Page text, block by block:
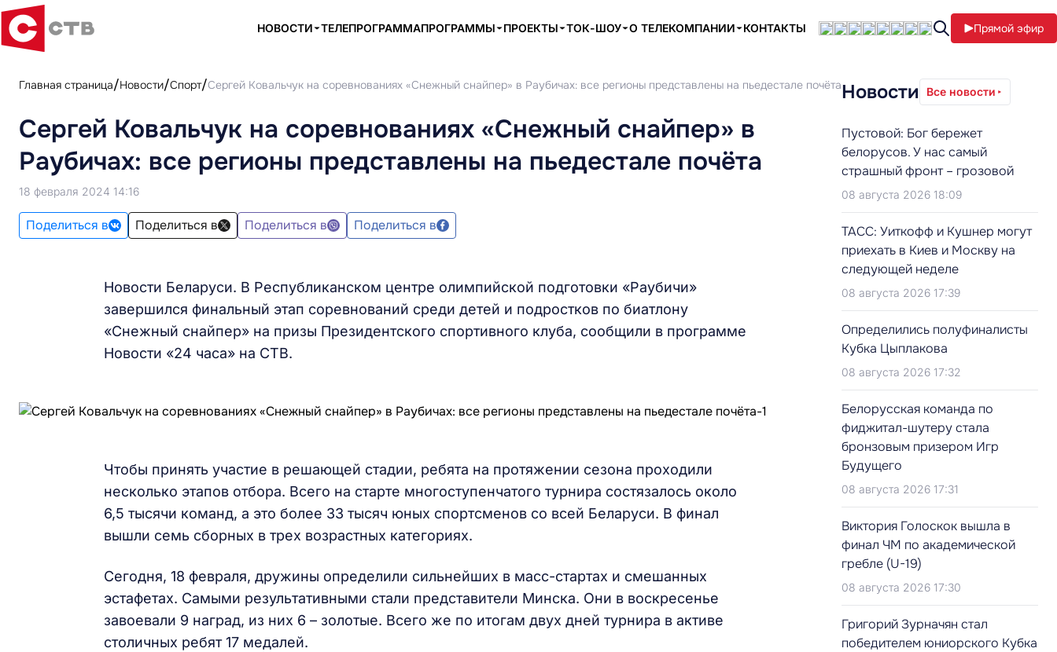
НОВОСТИ ТЕЛЕПРОГРАММАПРОГРАММЫ ПРОЕКТЫ ТОК-ШОУ О ТЕЛЕКОМПАНИИ КОНТАКТЫ Прямой эфир
Главная страница Новости Спорт Сергей Ковальчук на соревнованиях «Снежный снайпер» в Раубичах: все регионы представлены на пьедестале почёта
Сергей Ковальчук на соревнованиях «Снежный снайпер» в
Раубичах: все регионы представлены на пьедестале почёта
18 февраля 2024 14:16
Поделиться в Поделиться в Поделиться в Поделиться в
Новости Беларуси. В Республиканском центре олимпийской подготовки «Раубичи»
завершился финальный этап соревнований среди детей и подростков по биатлону
«Снежный снайпер» на призы Президентского спортивного клуба, сообщили в программе
Новости «24 часа» на СТВ.
Чтобы принять участие в решающей стадии, ребята на протяжении сезона проходили
несколько этапов отбора. Всего на старте многоступенчатого турнира состязалось около
6,5 тысячи команд, а это более 33 тысяч юных спортсменов со всей Беларуси. В финал
вышли семь сборных в трех возрастных категориях.
Сегодня, 18 февраля, дружины определили сильнейших в масс-стартах и смешанных
эстафетах. Самыми результативными стали представители Минска. Они в воскресенье
завоевали 9 наград, из них 6 – золотые. Всего же по итогам двух дней турнира в активе
столичных ребят 17 медалей.
Новости Все новости
Пустовой: Бог бережет
белорусов. У нас самый
страшный фронт – грозовой
08 августа 2026 18:09
ТАСС: Уиткофф и Кушнер могут
приехать в Киев и Москву на
следующей неделе
08 августа 2026 17:39
Определились полуфиналисты
Кубка Цыплакова
08 августа 2026 17:32
Белорусская команда по
фиджитал-шутеру стала
бронзовым призером Игр
Будущего
08 августа 2026 17:31
Виктория Голоскок вышла в
финал ЧМ по академической
гребле (U-19)
08 августа 2026 17:30
Григорий Зурначян стал
победителем юниорского Кубка